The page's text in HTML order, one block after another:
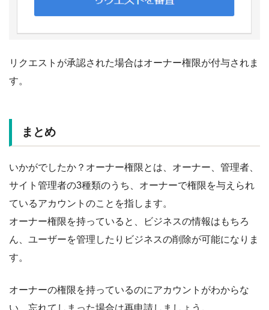
リクエストが承認された場合はオーナー権限が付与されま
す。
まとめ
いかがでしたか？オーナー権限とは、オーナー、管理者、
サイト管理者の3種類のうち、オーナーで権限を与えられ
ているアカウントのことを指します。
オーナー権限を持っていると、ビジネスの情報はもちろ
ん、ユーザーを管理したりビジネスの削除が可能になりま
す。
オーナーの権限を持っているのにアカウントがわからな